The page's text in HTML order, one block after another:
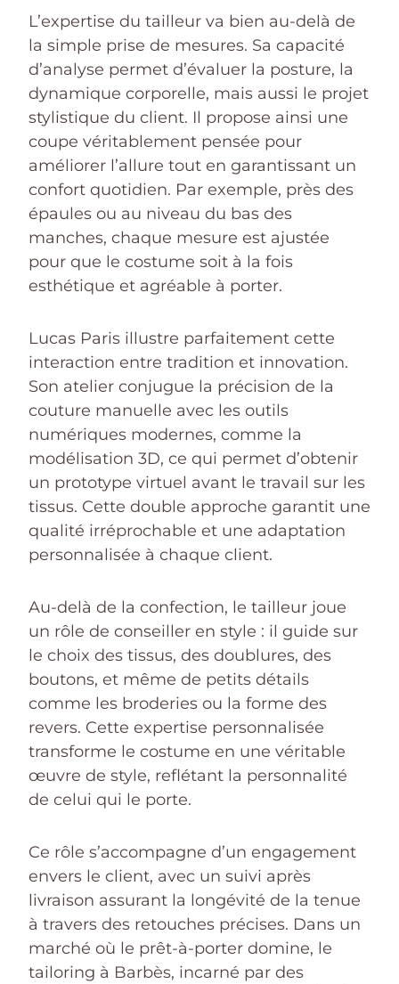
L’expertise du tailleur va bien au-delà de
la simple prise de mesures. Sa capacité
d’analyse permet d’évaluer la posture, la
dynamique corporelle, mais aussi le projet
stylistique du client. Il propose ainsi une
coupe véritablement pensée pour
améliorer l’allure tout en garantissant un
confort quotidien. Par exemple, près des
épaules ou au niveau du bas des
manches, chaque mesure est ajustée
pour que le costume soit à la fois
esthétique et agréable à porter.
Lucas Paris illustre parfaitement cette
interaction entre tradition et innovation.
Son atelier conjugue la précision de la
couture manuelle avec les outils
numériques modernes, comme la
modélisation 3D, ce qui permet d’obtenir
un prototype virtuel avant le travail sur les
tissus. Cette double approche garantit une
qualité irréprochable et une adaptation
personnalisée à chaque client.
Au-delà de la confection, le tailleur joue
un rôle de conseiller en style : il guide sur
le choix des tissus, des doublures, des
boutons, et même de petits détails
comme les broderies ou la forme des
revers. Cette expertise personnalisée
transforme le costume en une véritable
œuvre de style, reflétant la personnalité
de celui qui le porte.
Ce rôle s’accompagne d’un engagement
envers le client, avec un suivi après
livraison assurant la longévité de la tenue
à travers des retouches précises. Dans un
marché où le prêt-à-porter domine, le
tailoring à Barbès, incarné par des